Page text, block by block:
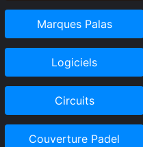
Marques Palas
Logiciels
Circuits
Couverture Padel